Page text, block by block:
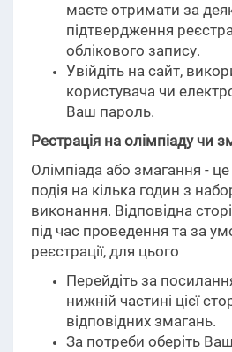
маєте отримати за
підтвердження
облікового запису.
Увійдіть на сайт,
користувача чи
Ваш пароль.
Рестрація на олімпіаду чи
Олімпіада або змагання -
подія на кілька годин з
виконання. Відповідна
під час проведення та за
реєстрації, для цього
Перейдіть за
нижній частині цієї
відповідних змагань.
За потреби оберіть